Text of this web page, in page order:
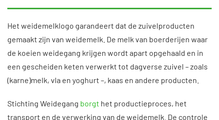
Het weidemelklogo garandeert dat de zuivelproducten
gemaakt zijn van weidemelk. De melk van boerderijen waar
de koeien weidegang krijgen wordt apart opgehaald en in
een gescheiden keten verwerkt tot dagverse zuivel – zoals
(karne)melk, vla en yoghurt –, kaas en andere producten.
Stichting Weidegang borgt het productieproces, het
transport en de verwerking van de weidemelk. De controle